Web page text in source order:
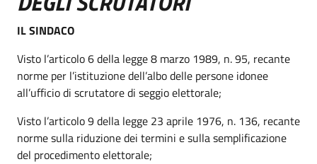
IL SINDACO
Visto l’articolo 6 della legge 8 marzo 1989, n. 95, recante
norme per l’istituzione dell’albo delle persone idonee
all’ufficio di scrutatore di seggio elettorale;
Visto l’articolo 9 della legge 23 aprile 1976, n. 136, recante
norme sulla riduzione dei termini e sulla semplificazione
del procedimento elettorale;